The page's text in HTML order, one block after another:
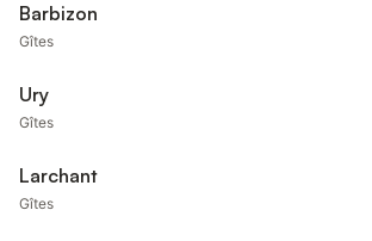
Barbizon
Gîtes
Ury
Gîtes
Larchant
Gîtes